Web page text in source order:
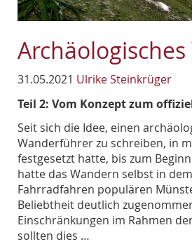
31.05.2021 Ulrike Steinkrüger
Teil 2: Vom Konzept zum
Seit sich die Idee, einen
Wanderführer zu schreiben, in
festgesetzt hatte, bis zum
hatte das Wandern selbst in
Fahrradfahren populären
Beliebtheit deutlich
Einschränkungen im Rahmen
sollten dies …